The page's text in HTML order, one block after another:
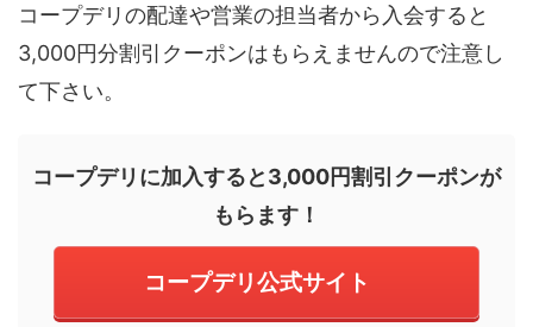
コープデリの配達や営業の担当者から入会すると
3,000円分割引クーポンはもらえませんので注意し
て下さい。
コープデリに加入すると3,000円割引クーポンが
もらます！
コープデリ公式サイト